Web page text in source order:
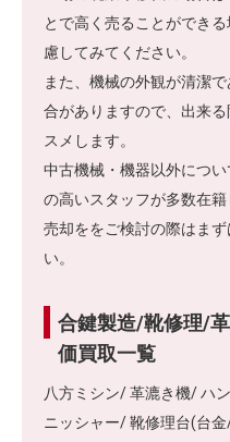
とで高く売ることができ
慮してみてください。
また、機械の外観が清潔
合がありますので、出来
スメします。
中古機械・機器以外につ
の高いスタッフが多数在籍
売却ををご検討の際はま
い。
合鍵製造/靴修理/
価買取一覧
八方ミシン/ 革漉き機/ ハ
ニッシャー/ 靴修理台(台